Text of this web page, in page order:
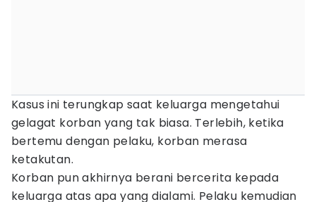
Kasus ini terungkap saat keluarga mengetahui
gelagat korban yang tak biasa. Terlebih, ketika
bertemu dengan pelaku, korban merasa
ketakutan.
Korban pun akhirnya berani bercerita kepada
keluarga atas apa yang dialami. Pelaku kemudian